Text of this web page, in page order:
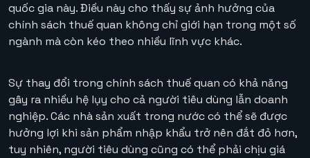
quốc gia này. Điều này cho thấy sự ảnh hưởng của
chính sách thuế quan không chỉ giới hạn trong một số
ngành mà còn kéo theo nhiều lĩnh vực khác.
Sự thay đổi trong chính sách thuế quan có khả năng
gây ra nhiều hệ lụy cho cả người tiêu dùng lẫn doanh
nghiệp. Các nhà sản xuất trong nước có thể sẽ được
hưởng lợi khi sản phẩm nhập khẩu trở nên đắt đỏ hơn,
tuy nhiên, người tiêu dùng cũng có thể phải chịu giá